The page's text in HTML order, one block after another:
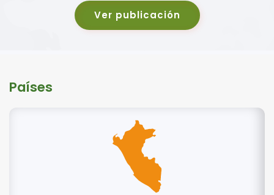
Ver publicación
Países